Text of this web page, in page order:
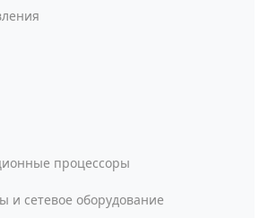
процессоры
и сетевое оборудование